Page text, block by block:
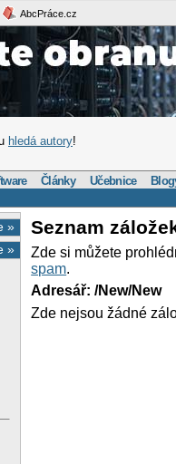
AbcPráce.cz
hledá autory!
Články Učebnice
»
»
Seznam
Zde si můžete
spam.
Adresář: /New/New
Zde nejsou žádné